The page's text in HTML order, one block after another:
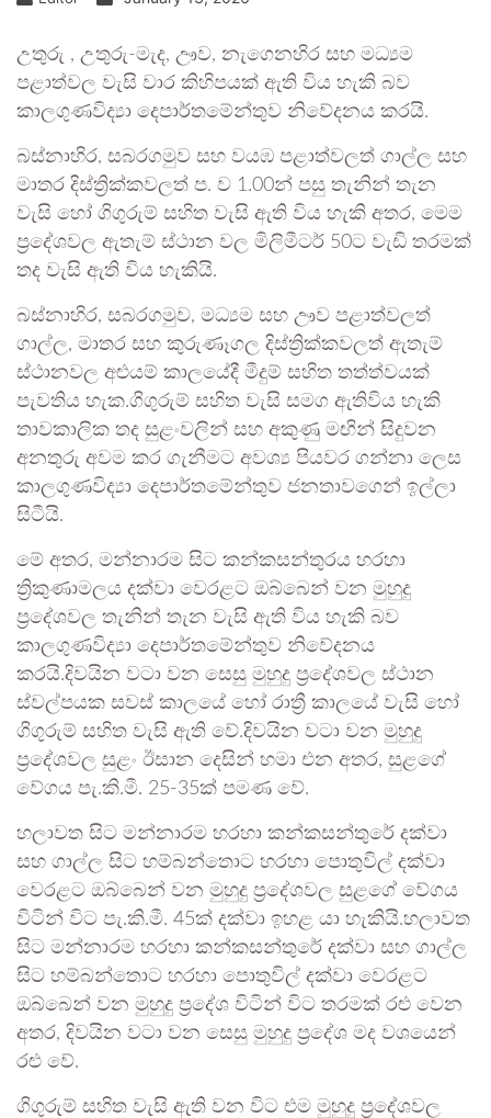
උතුරු , උතුරු-මැද, ඌව, නැගෙනහිර සහ මධ්‍යම
පළාත්වල වැසි වාර කිහිපයක් ඇති විය හැකි බව
කාලගුණවිද්‍යා දෙපාර්තමේන්තුව නිවේදනය කරයි.
බස්නාහිර, සබරගමුව සහ වයඹ පළාත්වලත් ගාල්ල සහ
මාතර දිස්ත්‍රික්කවලත් ප. ව 1.00න් පසු තැනින් තැන
වැසි හෝ ගිගුරුම් සහිත වැසි ඇති විය හැකි අතර, මෙම
ප්‍රදේශවල ඇතැම් ස්ථාන වල මිලිමීටර් 50ට වැඩි තරමක්
තද වැසි ඇති විය හැකියි.
බස්නාහිර, සබරගමුව, මධ්‍යම සහ ඌව පළාත්වලත්
ගාල්ල, මාතර සහ කුරුණෑගල දිස්ත්‍රික්කවලත් ඇතැම්
ස්ථානවල අළුයම් කාලයේදී මීදුම් සහිත තත්ත්වයක්
පැවතිය හැක.ගිගුරුම් සහිත වැසි සමග ඇතිවිය හැකි
තාවකාලික තද සුළංවලින් සහ අකුණු මඟින් සිදුවන
අනතුරු අවම කර ගැනීමට අවශ්‍ය පියවර ගන්නා ලෙස
කාලගුණවිද්‍යා දෙපාර්තමේන්තුව ජනතාවගෙන් ඉල්ලා
සිටීයි.
මේ අතර, මන්නාරම සිට කන්කසන්තුරය හරහා
ත්‍රිකුණාමලය දක්වා වෙරළට ඔබ්බෙන් වන මුහුදු
ප්‍රදේශවල තැනින් තැන වැසි ඇති විය හැකි බව
කාලගුණවිද්‍යා දෙපාර්තමේන්තුව නිවේදනය
කරයි.දිවයින වටා වන සෙසු මුහුදු ප්‍රදේශවල ස්ථාන
ස්වල්පයක සවස් කාලයේ හෝ රාත්‍රී කාලයේ වැසි හෝ
ගිගුරුම් සහිත වැසි ඇති වේ.දිවයින වටා වන මුහුදු
ප්‍රදේශවල සුළං ඊසාන දෙසින් හමා එන අතර, සුළගේ
වේගය පැ.කි.මී. 25-35ක් පමණ වේ.
හලාවත සිට මන්නාරම හරහා කන්කසන්තුරේ දක්වා
සහ ගාල්ල සිට හම්බන්තොට හරහා පොතුවිල් දක්වා
වෙරළට ඔබ්බෙන් වන මුහුදු ප්‍රදේශවල සුළගේ වේගය
විටින් විට පැ.කි.මී. 45ක් දක්වා ඉහළ යා හැකියි.හලාවත
සිට මන්නාරම හරහා කන්කසන්තුරේ දක්වා සහ ගාල්ල
සිට හම්බන්තොට හරහා පොතුවිල් දක්වා වෙරළට
ඔබ්බෙන් වන මුහුදු ප්‍රදේශ විටින් විට තරමක් රළු වෙන
අතර, දිවයින වටා වන සෙසු මුහුදු ප්‍රදේශ මද වශයෙන්
රළු වේ.
ගිගුරුම් සහිත වැසි ඇති වන විට එම මුහුදු ප්‍රදේශවල